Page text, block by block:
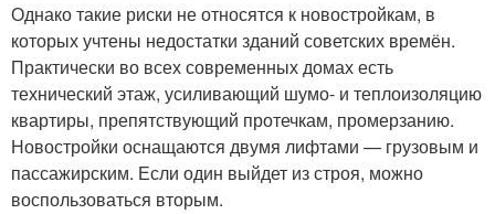
Однако такие риски не относятся к новостройкам, в
которых учтены недостатки зданий советских времён.
Практически во всех современных домах есть
технический этаж, усиливающий шумо- и теплоизоляцию
квартиры, препятствующий протечкам, промерзанию.
Новостройки оснащаются двумя лифтами — грузовым и
пассажирским. Если один выйдет из строя, можно
воспользоваться вторым.